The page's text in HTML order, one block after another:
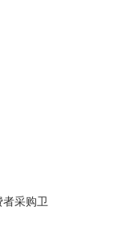
采购卫